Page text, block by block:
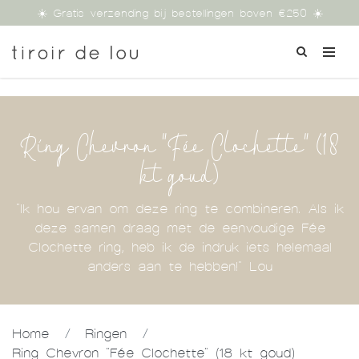
☀️ Gratis verzending bij bestellingen boven €250 ☀️
Ring Chevron "Fée Clochette" (18
kt goud)
"Ik hou ervan om deze ring te combineren. Als ik
deze samen draag met de eenvoudige Fée
Clochette ring, heb ik de indruk iets helemaal
anders aan te hebben!" Lou
Home / Ringen
/
Ring Chevron "Fée Clochette" (18 kt goud)